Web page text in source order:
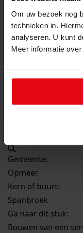
Om uw bezoek nog
technieken in.
analyseren. U kunt
Meer informatie
Bouwen van een
Datum vergunning:
8-7-1998
Spanbroek,
Gemeente:
Opmeer
Kern of buurt:
Spanbroek
Ga naar dit stuk:
Bouwen van een